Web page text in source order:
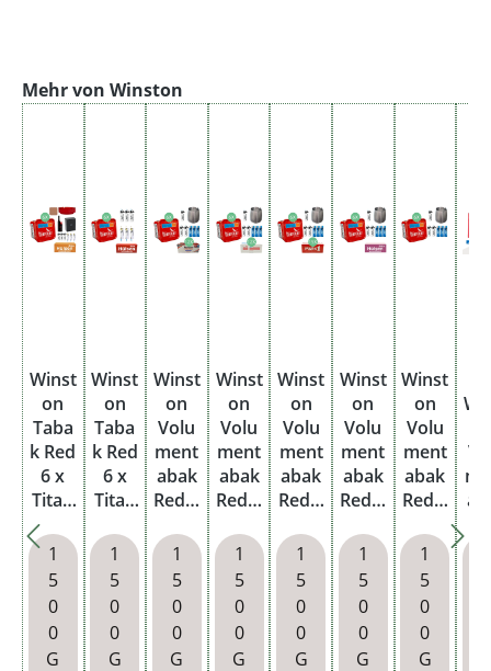
Produktgalerie überspringen
Mehr von Winston
Winst
on
Taba
k Red
6 x
Titan
Box
mit
wähl
baren
Hülse
n und
1
5
0
0
G
Winst
on
Taba
k Red
6 x
Titan
mit
wähl
baren
Hülse
n
1
5
0
0
G
Winst
on
Volu
ment
abak
Red 6
Titan
Box
mit
3000
Speci
1
5
0
0
G
Winst
on
Volu
ment
abak
Red 6
Titan
Box
mit
3000
Extra
1
5
0
0
G
Winst
on
Volu
ment
abak
Red 6
Titan
Box
mit
3000
Filter
1
5
0
0
G
Winst
on
Volu
ment
abak
Red 6
Titan
Box
mit
wähl
baren
1
5
0
0
G
Winst
on
Volu
ment
abak
Red 6
Titan
Box
mit
Metal
lasch
1
5
0
0
G